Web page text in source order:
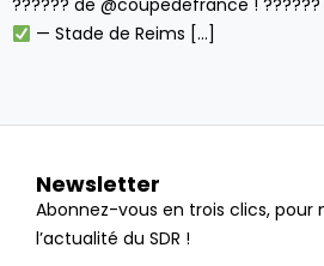
?????? de @coupedefrance !
— Stade de Reims […]
Newsletter
Abonnez-vous en trois clics, pour
l’actualité du SDR !